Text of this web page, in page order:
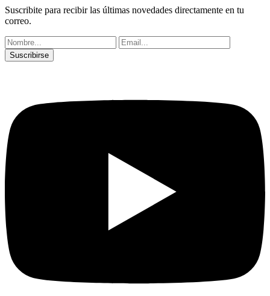
Suscribite para recibir las últimas novedades directamente en tu
correo.
Suscribirse